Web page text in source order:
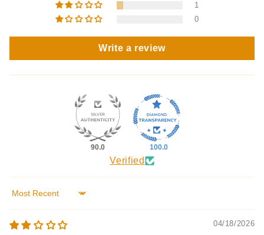
1
0
Write a review
90.0 100.0
Verified
Sort by
04/18/2026